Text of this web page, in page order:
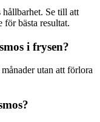
hållbarhet. Se till att
för bästa resultat.
i frysen?
utan att förlora